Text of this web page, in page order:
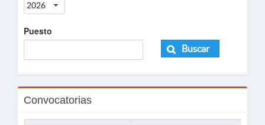
2026
Puesto
Buscar
Convocatorias